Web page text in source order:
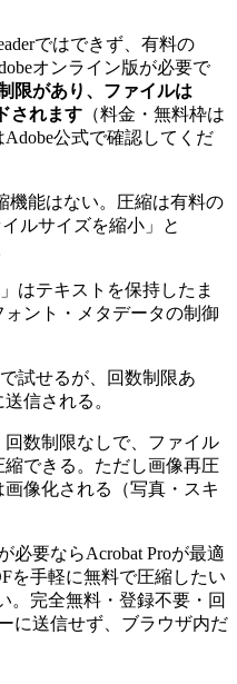
ではできず、有料の
オンライン版が必要で
限があり、ファイルは
されます （料金・無料枠は
公式で確認してくだ
機能はない。圧縮は有料の
ルサイズを縮小」と
はテキストを保持したま
ント・メタデータの制御
試せるが、回数制限あ
信される。
数制限なしで、ファイル
できる。ただし画像再圧
像化される（写真・スキ
必要ならAcrobat Proが最適
を手軽に無料で圧縮したい
。完全無料・登録不要・回
に送信せず、ブラウザ内だ